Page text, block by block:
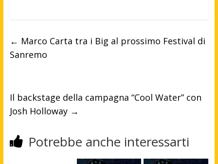
← Marco Carta tra i Big al prossimo Festival di
Sanremo
Il backstage della campagna “Cool Water” con
Josh Holloway →
Potrebbe anche interessarti